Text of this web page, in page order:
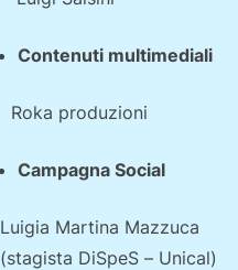
Contenuti multimediali
Roka produzioni
Campagna Social
Luigia Martina Mazzuca
(stagista DiSpeS – Unical)